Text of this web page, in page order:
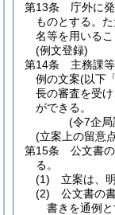
第13条
庁外に
ものとする。
名等を用いるこ
(例文登録)
第14条
主務課
例の文案(以下
長の審査を受
ができる。
(令7企
(立案上の留意
第15条
公文書
る。
(1)
立案は、
(2)
公文書の
書きを通例と